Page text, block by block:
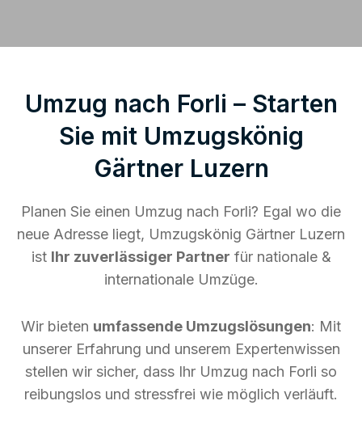
Umzug nach Forli – Starten
Sie mit Umzugskönig
Gärtner Luzern
Planen Sie einen Umzug nach Forli? Egal wo die
neue Adresse liegt, Umzugskönig Gärtner Luzern
ist Ihr zuverlässiger Partner für nationale &
internationale Umzüge.
Wir bieten umfassende Umzugslösungen: Mit
unserer Erfahrung und unserem Expertenwissen
stellen wir sicher, dass Ihr Umzug nach Forli so
reibungslos und stressfrei wie möglich verläuft.